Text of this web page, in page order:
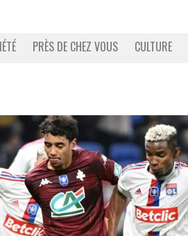
PRÈS DE CHEZ VOUS CULTURE